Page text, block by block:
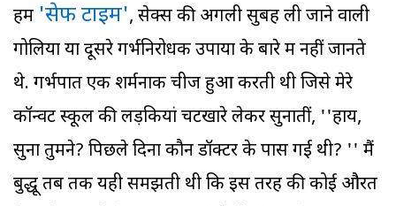
हम 'सेफ टाइम', सेक्स की अगली सुबह ली जाने वाली
गोलियों या दूसरे गर्भनिरोधक उपायों के बारे में नहीं जानते
थे. गर्भपात एक शर्मनाक चीज हुआ करती थी जिसे मेरे
कॉन्वेंट स्कूल की लड़कियां चटखारे लेकर सुनातीं, ''हाय,
सुना तुमने? पिछले दिनों कौन डॉक्टर के पास गई थी? '' मैं
बुद्धू तब तक यही समझती थी कि इस तरह की कोई औरत